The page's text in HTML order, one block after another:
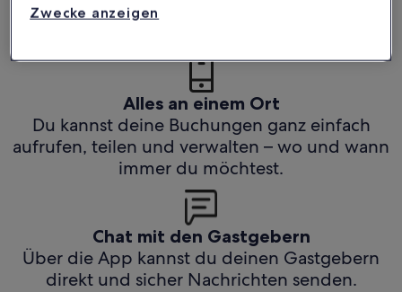
Unser Kundenservice ist rund um die Uhr,
Alles an einem Ort
Du kannst deine Buchungen ganz einfach
aufrufen, teilen und verwalten – wo und wann
immer du möchtest.
Chat mit den Gastgebern
Über die App kannst du deinen Gastgebern
direkt und sicher Nachrichten senden.
Zwecke anzeigen